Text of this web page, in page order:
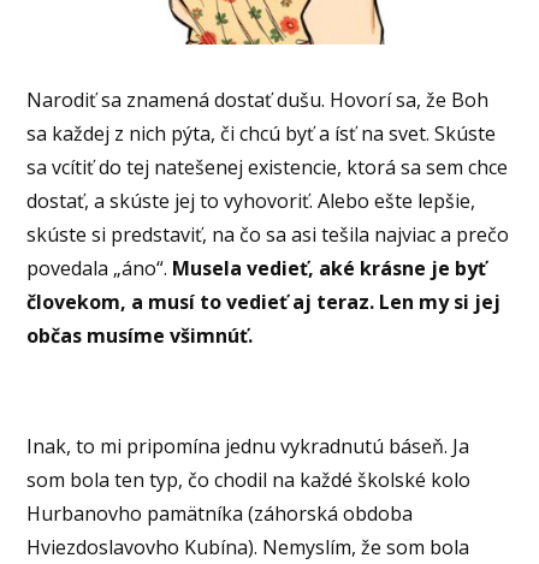
Narodiť sa znamená dostať dušu. Hovorí sa, že Boh
sa každej z nich pýta, či chcú byť a ísť na svet. Skúste
sa vcítiť do tej natešenej existencie, ktorá sa sem chce
dostať, a skúste jej to vyhovoriť. Alebo ešte lepšie,
skúste si predstaviť, na čo sa asi tešila najviac a prečo
povedala „áno“. Musela vedieť, aké krásne je byť
človekom, a musí to vedieť aj teraz. Len my si jej
občas musíme všimnúť.
Inak, to mi pripomína jednu vykradnutú báseň. Ja
som bola ten typ, čo chodil na každé školské kolo
Hurbanovho pamätníka (záhorská obdoba
Hviezdoslavovho Kubína). Nemyslím, že som bola